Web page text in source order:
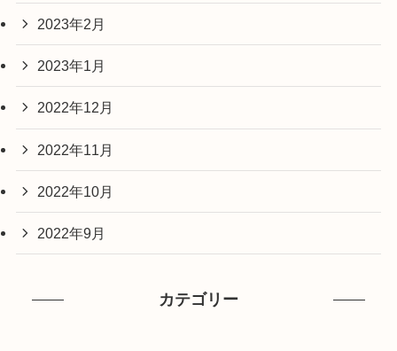
2023年2月
2023年1月
2022年12月
2022年11月
2022年10月
2022年9月
カテゴリー